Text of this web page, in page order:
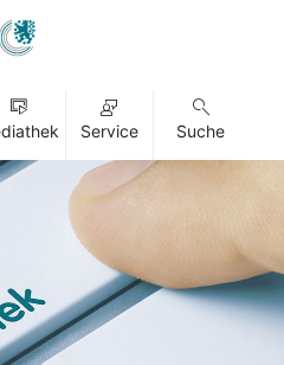
Service Suche